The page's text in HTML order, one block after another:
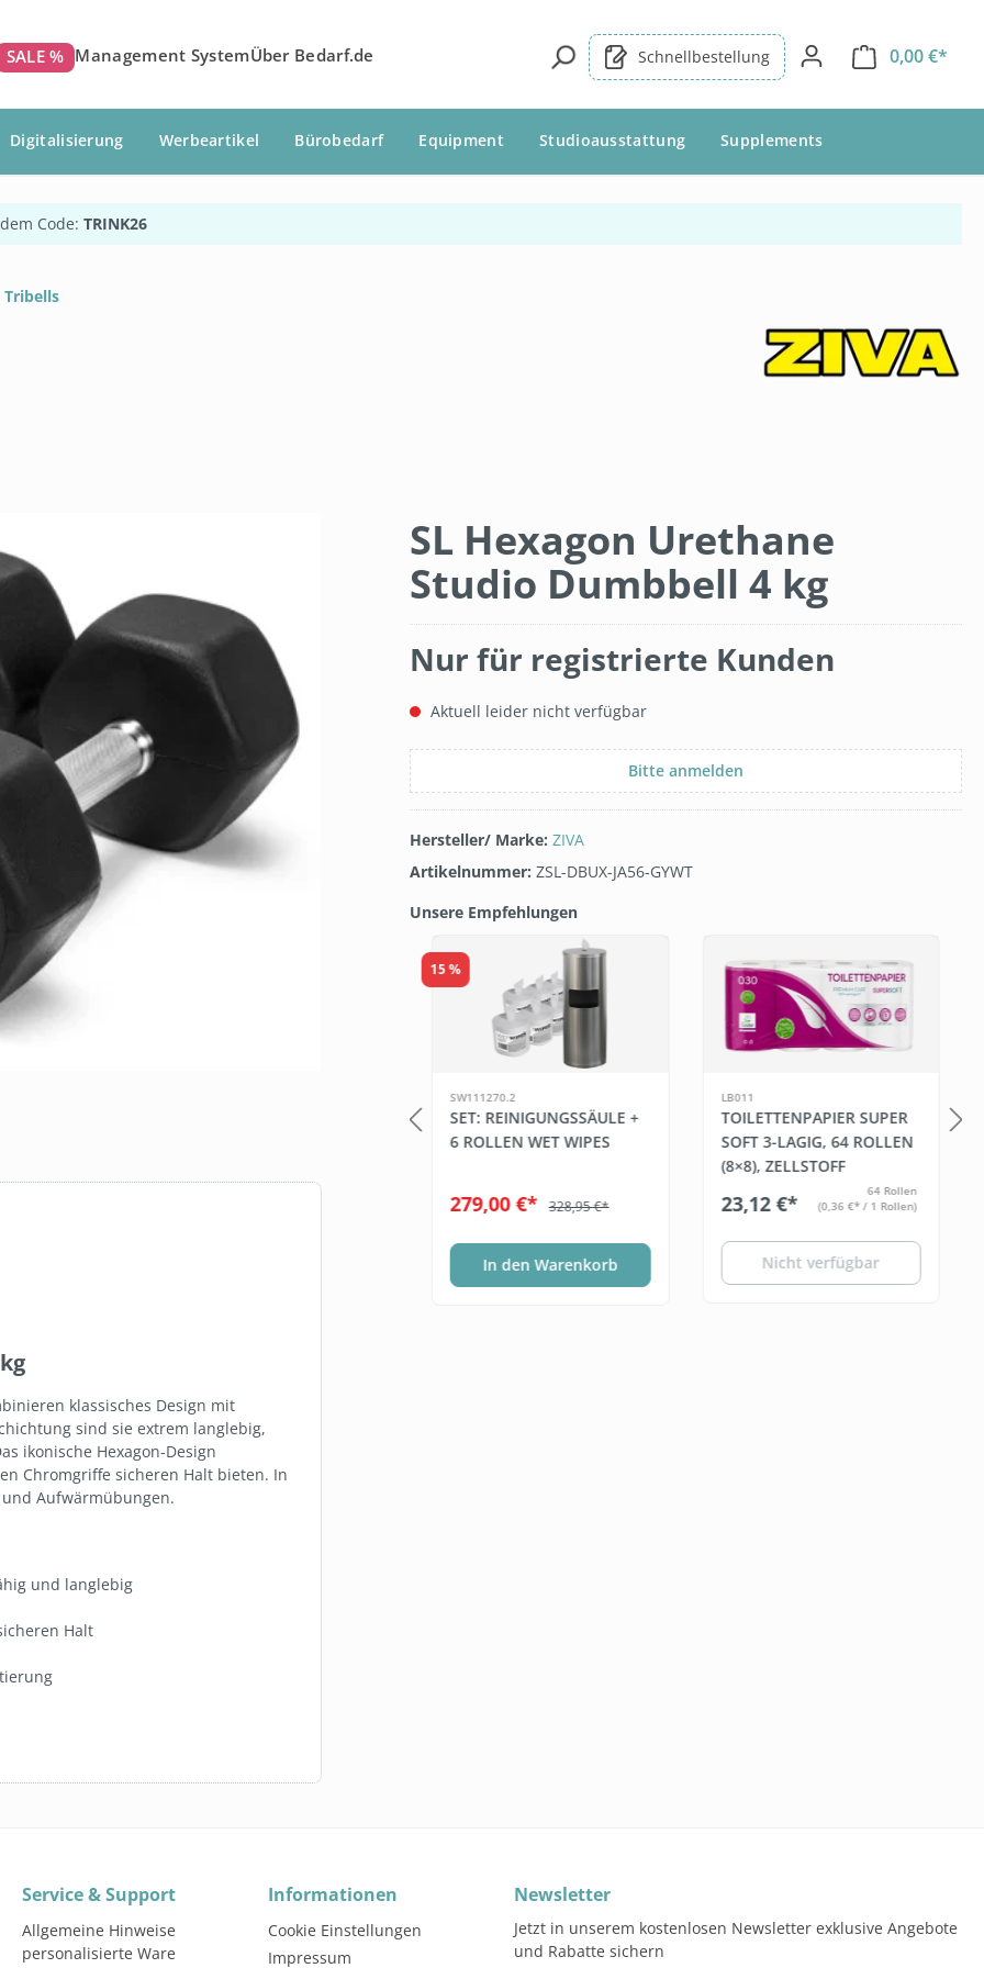
SALE % Management SystemÜber Bedarf.de Schnellbestellung 0,00 €*
Digitalisierung Werbeartikel Bürobedarf Equipment Studioausstattung Supplements
Code: TRINK26
klassisches Design mit
sind sie extrem langlebig,
ikonische Hexagon-Design
Chromgriffe sicheren Halt bieten. In
Aufwärmübungen.
und langlebig
Halt
SL Hexagon Urethane
Studio Dumbbell 4 kg
Nur für registrierte Kunden
Aktuell leider nicht verfügbar
Bitte anmelden
Hersteller/ Marke: ZIVA
Artikelnummer: ZSL-DBUX-JA56-GYWT
Unsere Empfehlungen
Produktgalerie überspringen
15 %
SW111270.2
SET: REINIGUNGSSÄULE +
6 ROLLEN WET WIPES
279,00 €* 328,95 €*
In den Warenkorb
LB011
TOILETTENPAPIER SUPER
SOFT 3-LAGIG, 64 ROLLEN
(8×8), ZELLSTOFF
23,12 €*
64 Rollen
(0,36 €* / 1 Rollen)
Nicht verfügbar
Service & Support
Allgemeine Hinweise
personalisierte Ware
Informationen
Cookie Einstellungen
Impressum
Newsletter
Jetzt in unserem kostenlosen Newsletter exklusive Angebote
und Rabatte sichern